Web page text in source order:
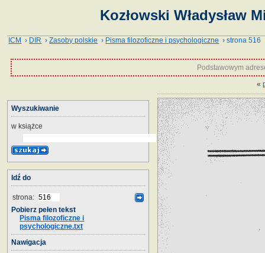
Kozłowski Władysław
ICM › DIR ›Zasoby polskie › Pisma filozoficzne i psychologiczne › strona 516
Podstawowym
«
Wyszukiwanie
w książce
Idź do
strona:
Pobierz pełen tekst
Pisma filozoficzne i
psychologiczne.txt
Nawigacja